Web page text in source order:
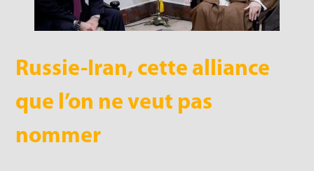
Russie-Iran, cette alliance
que l’on ne veut pas
nommer